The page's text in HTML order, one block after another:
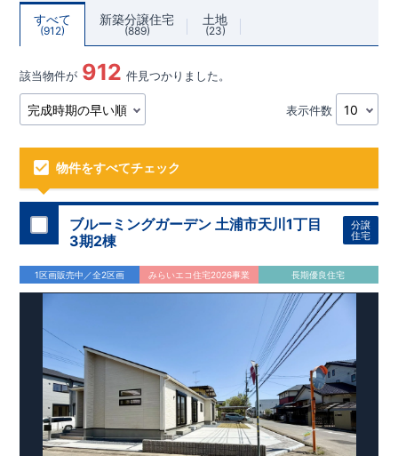
すべて
912
新築分譲住宅
889
土地
23
該当物件が 912 件見つかりました。
表示件数
物件をすべてチェック
ブルーミングガーデン 土浦市天川1丁目
3期2棟
分譲
住宅
1区画販売中／全2区画 みらいエコ住宅2026事業 長期優良住宅